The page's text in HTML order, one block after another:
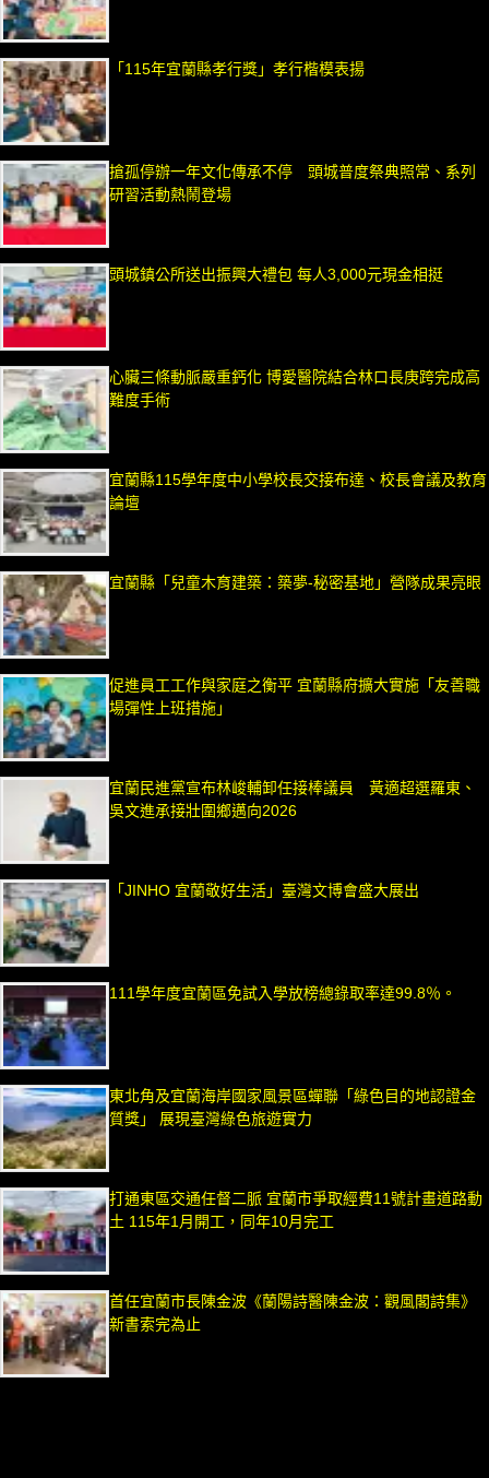
「115年宜蘭縣孝行獎」孝行楷模表揚
搶孤停辦一年文化傳承不停 頭城普度祭典照常、系列
研習活動熱鬧登場
頭城鎮公所送出振興大禮包 每人3,000元現金相挺
心臟三條動脈嚴重鈣化 博愛醫院結合林口長庚跨完成高
難度手術
宜蘭縣115學年度中小學校長交接布達、校長會議及教育
論壇
宜蘭縣「兒童木育建築：築夢-秘密基地」營隊成果亮眼
促進員工工作與家庭之衡平 宜蘭縣府擴大實施「友善職
場彈性上班措施」
宜蘭民進黨宣布林峻輔卸任接棒議員 黃適超選羅東、
吳文進承接壯圍鄉邁向2026
「JINHO 宜蘭敬好生活」臺灣文博會盛大展出
111學年度宜蘭區免試入學放榜總錄取率達99.8％。
東北角及宜蘭海岸國家風景區蟬聯「綠色目的地認證金
質獎」 展現臺灣綠色旅遊實力
打通東區交通任督二脈 宜蘭市爭取經費11號計畫道路動
土 115年1月開工，同年10月完工
首任宜蘭市長陳金波《蘭陽詩醫陳金波：觀風閣詩集》
新書索完為止